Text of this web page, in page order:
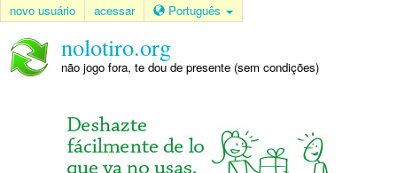
novo usuário acessar Português
nolotiro.org
não jogo fora, te dou de presente (sem condições)